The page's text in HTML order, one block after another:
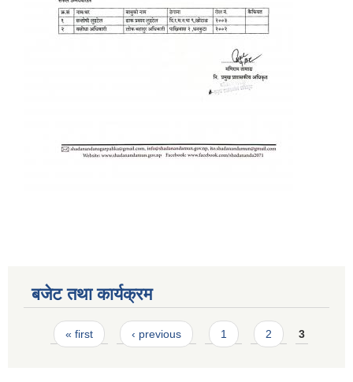
बजेट तथा कार्यक्रम
Pages
« first ‹ previous 1 2 3